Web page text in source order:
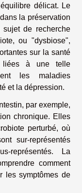
délicat. Le
la préservation
de recherche
ou "dysbiose",
sur la santé
liées à une telle
les maladies
et la dépression.
par exemple,
chronique. Elles
perturbé, où
sur-représentés
représentés. La
comment
les symptômes de